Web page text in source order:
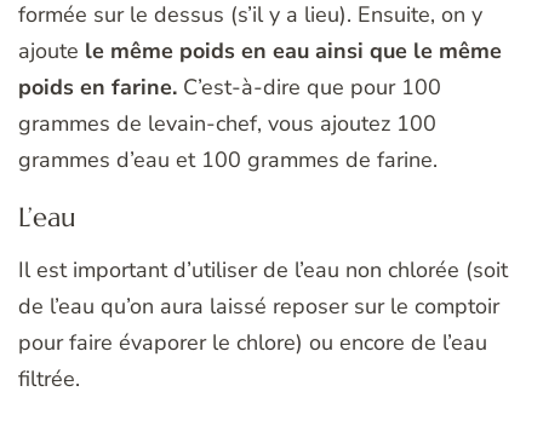
formée sur le dessus (s’il y a lieu). Ensuite, on y
ajoute le même poids en eau ainsi que le même
poids en farine. C’est-à-dire que pour 100
grammes de levain-chef, vous ajoutez 100
grammes d’eau et 100 grammes de farine.
L’eau
Il est important d’utiliser de l’eau non chlorée (soit
de l’eau qu’on aura laissé reposer sur le comptoir
pour faire évaporer le chlore) ou encore de l’eau
filtrée.